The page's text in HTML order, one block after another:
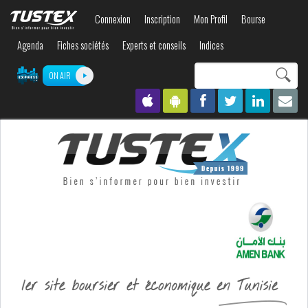
contenu
Connexion Inscription Mon Profil
Bourse
Agenda
Fiches sociétés Experts et conseils Indices
ON AIR
recherche